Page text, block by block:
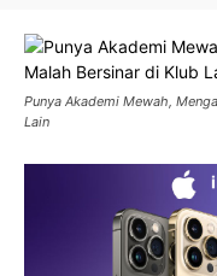
Punya Akademi Mewah,
Lain